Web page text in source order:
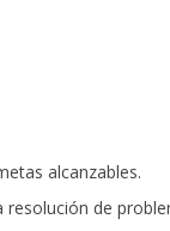
alcanzables.
resolución de